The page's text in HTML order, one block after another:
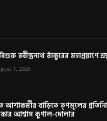
রবীন্দ্রনাথ ঠাকুরের মহাপ্রয়াণে
7, 2026
আশাকর্মীর বাড়িতে তৃণমূলের
আশ্বাস কুণাল-দোলার